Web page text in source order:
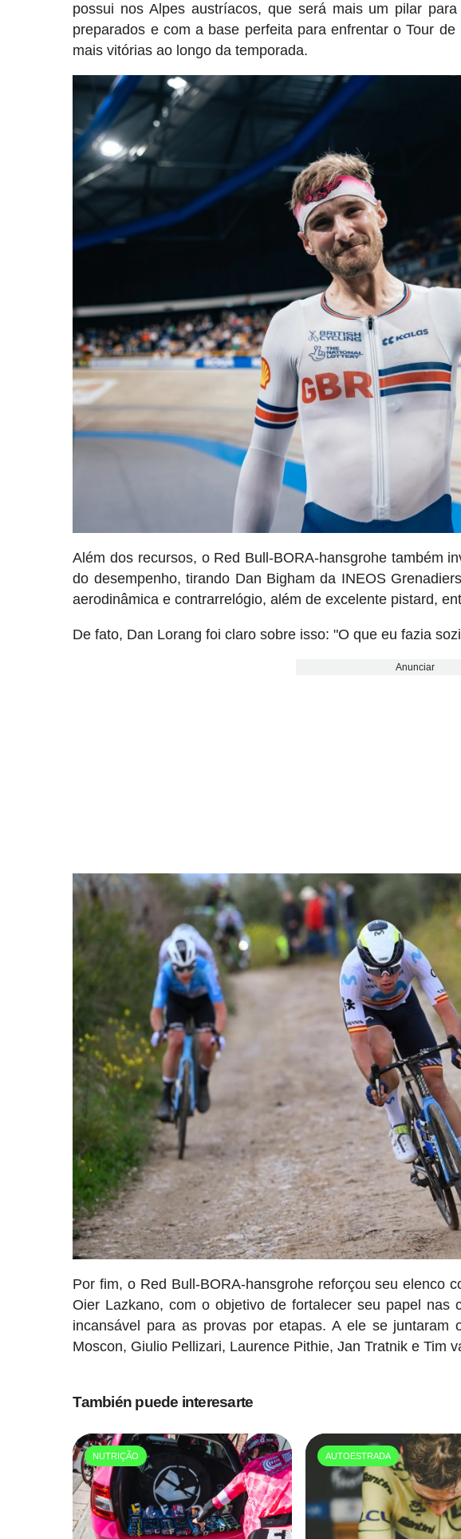
possui nos Alpes austríacos, que será mais um pilar
preparados e com a base perfeita para enfrentar o Tour
mais vitórias ao longo da temporada.
Além dos recursos, o Red Bull-BORA-hansgrohe também
do desempenho, tirando Dan Bigham da INEOS
aerodinâmica e contrarrelógio, além de excelente pistard,
De fato, Dan Lorang foi claro sobre isso: "O que eu fazia
Anunciar
Por fim, o Red Bull-BORA-hansgrohe reforçou seu elenco
Oier Lazkano, com o objetivo de fortalecer seu papel nas
incansável para as provas por etapas. A ele se juntaram
Moscon, Giulio Pellizari, Laurence Pithie, Jan Tratnik e Tim
También puede interesarte
NUTRIÇÃO AUTOESTRADA